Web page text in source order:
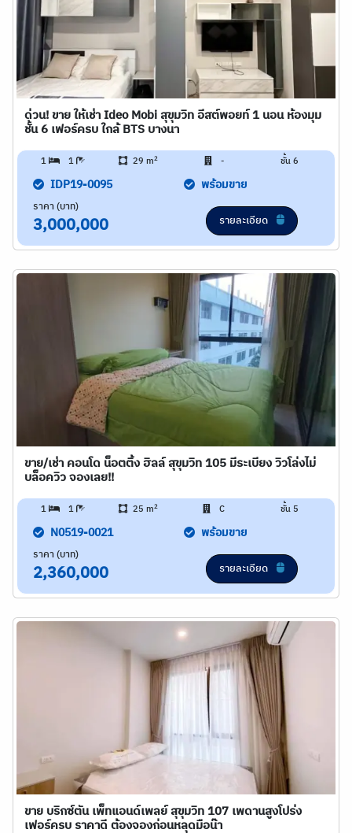
ด่วน! ขาย ให้เช่า Ideo Mobi สุขุมวิท อีสต์พอยท์ 1 นอน ห้องมุม
ชั้น 6 เฟอร์ครบ ใกล้ BTS บางนา
1 1 29 m2 - ชั้น 6
IDP19-0095 พร้อมขาย
ราคา (บาท)
3,000,000 รายละเอียด
ขาย/เช่า คอนโด น็อตติ้ง ฮิลล์ สุขุมวิท 105 มีระเบียง วิวโล่งไม่
บล็อควิว จองเลย!!
1 1 25 m2 C ชั้น 5
N0519-0021 พร้อมขาย
ราคา (บาท)
2,360,000 รายละเอียด
ขาย บริกซ์ตัน เพ็ทแอนด์เพลย์ สุขุมวิท 107 เพดานสูงโปร่ง
เฟอร์ครบ ราคาดี ต้องจองก่อนหลุดมือน๊า